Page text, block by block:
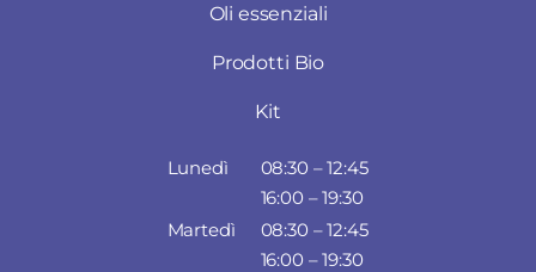
Oli essenziali
Prodotti Bio
Kit
Lunedì
08:30 – 12:45
16:00 – 19:30
Martedì
08:30 – 12:45
16:00 – 19:30